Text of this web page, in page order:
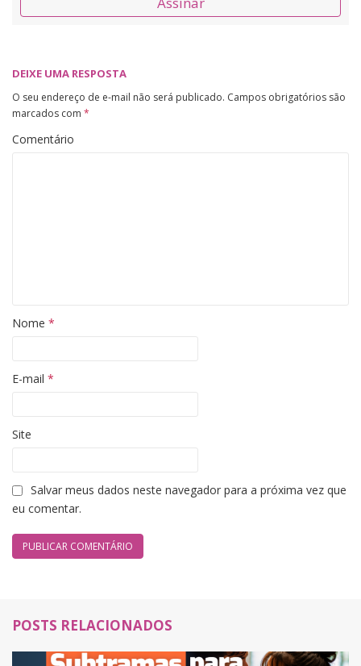
DEIXE UMA RESPOSTA
O seu endereço de e-mail não será publicado. Campos obrigatórios são
marcados com *
Comentário
Nome *
E-mail *
Site
Salvar meus dados neste navegador para a próxima vez que
eu comentar.
POSTS RELACIONADOS